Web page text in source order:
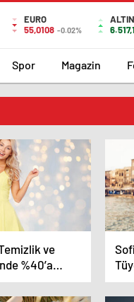
EURO
55,0108 -0.02%
ALTIN
Spor Magazin
ve
%40’a